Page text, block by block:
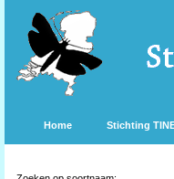
Home Stichting